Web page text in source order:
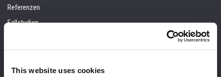
This website uses cookies
Referenzen
Fallstudien
Blog